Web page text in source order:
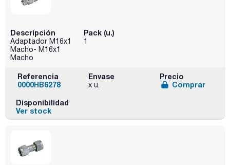
Descripción
Adaptador M16x1
Macho- M16x1
Macho
Pack (u.)
1
Referencia
0000HB6278
Envase
x u.
Precio
Comprar
Disponibilidad
Ver stock